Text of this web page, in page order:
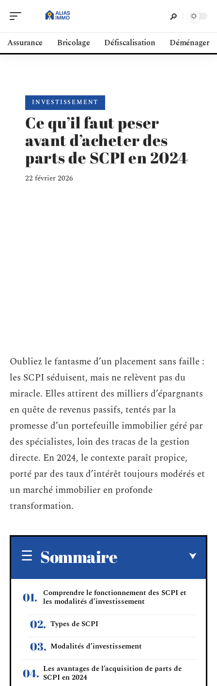
Assurance Bricolage Défiscalisation Déménager
INVESTISSEMENT
Ce qu’il faut peser
avant d’acheter des
parts de SCPI en 2024
22 février 2026
Oubliez le fantasme d’un placement sans faille :
les SCPI séduisent, mais ne relèvent pas du
miracle. Elles attirent des milliers d’épargnants
en quête de revenus passifs, tentés par la
promesse d’un portefeuille immobilier géré par
des spécialistes, loin des tracas de la gestion
directe. En 2024, le contexte paraît propice,
porté par des taux d’intérêt toujours modérés et
un marché immobilier en profonde
transformation.
Sommaire
Comprendre le fonctionnement des SCPI et
les modalités d’investissement
Types de SCPI
Modalités d’investissement
Les avantages de l’acquisition de parts de
SCPI en 2024